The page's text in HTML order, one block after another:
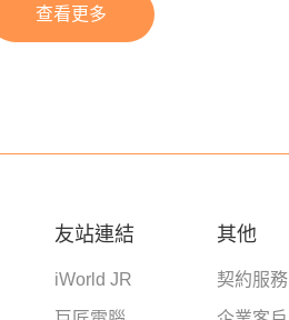
查看更多
友站連結
iWorld JR
其他
契約服務